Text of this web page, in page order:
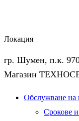
Локация
гр. Шумен, п.к.
Магазин
Facebook
Twitter
Instagram
Pinterest
Linkedin
Youtube
VimeoОбслужване на
Срокове